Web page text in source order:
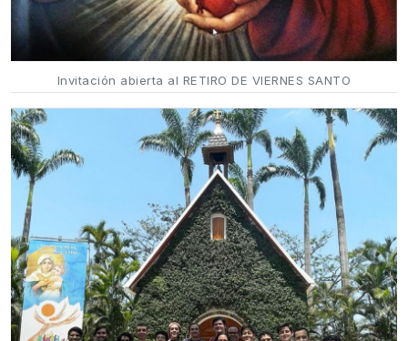
Invitación abierta al RETIRO DE VIERNES SANTO